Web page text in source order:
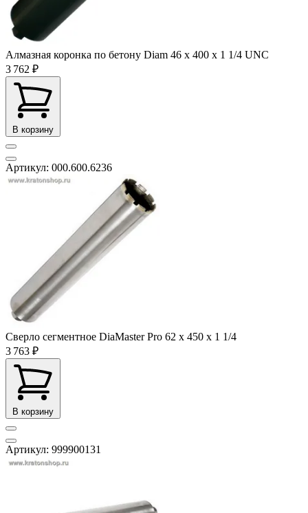
Алмазная коронка по бетону Diam 46 х 400 х 1 1/4 UNC
3 762 ₽
В корзину
Артикул: 000.600.6236
Сверло сегментное DiaMaster Pro 62 х 450 х 1 1/4
3 763 ₽
В корзину
Артикул: 999900131